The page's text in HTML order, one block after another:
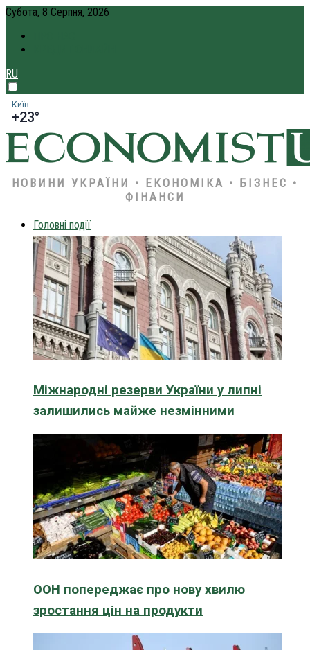
Субота, 8 Серпня, 2026
RU
Київ
+23°
НОВИНИ УКРАЇНИ • ЕКОНОМІКА • БІЗНЕС •
ФІНАНСИ
Головні події
Міжнародні резерви України у липні
залишились майже незмінними
ООН попереджає про нову хвилю
зростання цін на продукти